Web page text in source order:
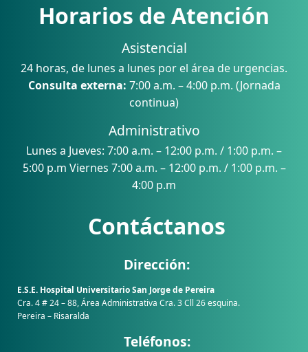
Horarios de Atención
Asistencial
24 horas, de lunes a lunes por el área de urgencias.
Consulta externa: 7:00 a.m. – 4:00 p.m. (Jornada
continua)
Administrativo
Lunes a Jueves: 7:00 a.m. – 12:00 p.m. / 1:00 p.m. –
5:00 p.m Viernes 7:00 a.m. – 12:00 p.m. / 1:00 p.m. –
4:00 p.m
Contáctanos
Dirección:
E.S.E. Hospital Universitario San Jorge de Pereira
Cra. 4 # 24 – 88, Área Administrativa Cra. 3 Cll 26 esquina.
Pereira – Risaralda
Teléfonos: